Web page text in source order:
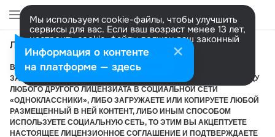
Мы используем cookie-файлы, чтобы улучшить
сервисы для вас. Если ваш возраст менее 13 лет,
настроить cookie-файлы должен ваш законный
представитель. Больше информации
Разрешить все Настроить
Лицензионное соглашение
Информация о контенте
на платформе — здесь